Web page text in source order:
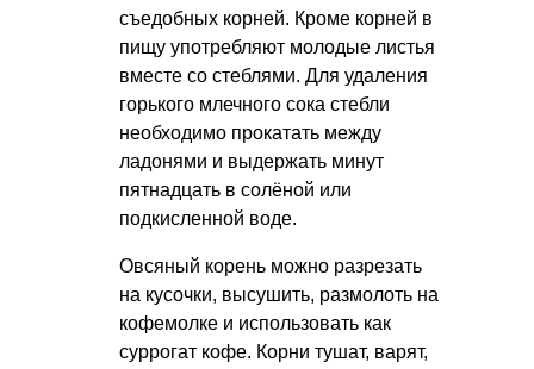
съедобных корней. Кроме корней в
пищу употребляют молодые листья
вместе со стеблями. Для удаления
горького млечного сока стебли
необходимо прокатать между
ладонями и выдержать минут
пятнадцать в солёной или
подкисленной воде.
Овсяный корень можно разрезать
на кусочки, высушить, размолоть на
кофемолке и использовать как
суррогат кофе. Корни тушат, варят,